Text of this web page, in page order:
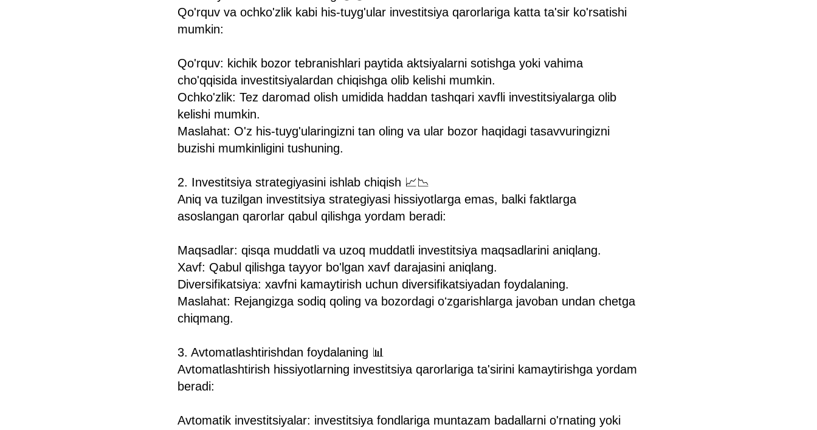
Qo'rquv va ochko'zlik kabi his-tuyg'ular investitsiya qarorlariga katta ta'sir ko'rsatishi
mumkin:
Qo'rquv: kichik bozor tebranishlari paytida aktsiyalarni sotishga yoki vahima
cho'qqisida investitsiyalardan chiqishga olib kelishi mumkin.
Ochko'zlik: Tez daromad olish umidida haddan tashqari xavfli investitsiyalarga olib
kelishi mumkin.
Maslahat: O'z his-tuyg'ularingizni tan oling va ular bozor haqidagi tasavvuringizni
buzishi mumkinligini tushuning.
2. Investitsiya strategiyasini ishlab chiqish 📈📉
Aniq va tuzilgan investitsiya strategiyasi hissiyotlarga emas, balki faktlarga
asoslangan qarorlar qabul qilishga yordam beradi:
Maqsadlar: qisqa muddatli va uzoq muddatli investitsiya maqsadlarini aniqlang.
Xavf: Qabul qilishga tayyor bo'lgan xavf darajasini aniqlang.
Diversifikatsiya: xavfni kamaytirish uchun diversifikatsiyadan foydalaning.
Maslahat: Rejangizga sodiq qoling va bozordagi oʻzgarishlarga javoban undan chetga
chiqmang.
3. Avtomatlashtirishdan foydalaning 📊
Avtomatlashtirish hissiyotlarning investitsiya qarorlariga ta'sirini kamaytirishga yordam
beradi:
Avtomatik investitsiyalar: investitsiya fondlariga muntazam badallarni o'rnating yoki